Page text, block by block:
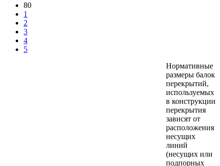
80
1
2
3
4
5
Нормативные
размеры балок
перекрытий,
используемых
в конструкции
перекрытия
зависят от
расположения
несущих
линий
(несущих или
подпорных